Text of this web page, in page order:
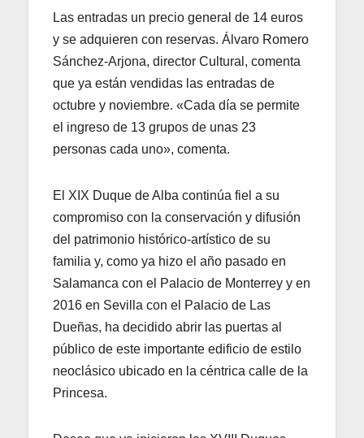
Las entradas un precio general de 14 euros
y se adquieren con reservas. Álvaro Romero
Sánchez-Arjona, director Cultural, comenta
que ya están vendidas las entradas de
octubre y noviembre. «Cada día se permite
el ingreso de 13 grupos de unas 23
personas cada uno», comenta.
El XIX Duque de Alba continúa fiel a su
compromiso con la conservación y difusión
del patrimonio histórico-artístico de su
familia y, como ya hizo el año pasado en
Salamanca con el Palacio de Monterrey y en
2016 en Sevilla con el Palacio de Las
Dueñas, ha decidido abrir las puertas al
público de este importante edificio de estilo
neoclásico ubicado en la céntrica calle de la
Princesa.